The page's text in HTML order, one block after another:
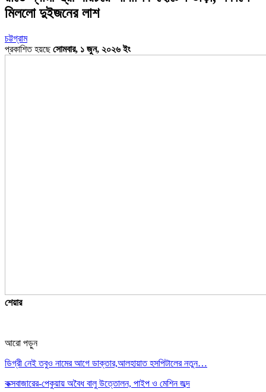
মিললো দুইজনের লাশ
চট্টগ্রাম
প্রকাশিত হয়ছেসোমবার, ১ জুন, ২০২৬ ইং
শেয়ার
আরো পড়ুন
ডিগ্রী নেই তবুও নামের আগে ডাক্তার,আলহায়াত হসপিটালের নতুন…
কক্সবাজারের-পেকুয়ায় অবৈধ বালু উত্তোলন, পাইপ ও মেশিন জব্দ